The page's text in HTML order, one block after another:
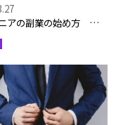
アの副業の始め方 お
エージェントサイト紹